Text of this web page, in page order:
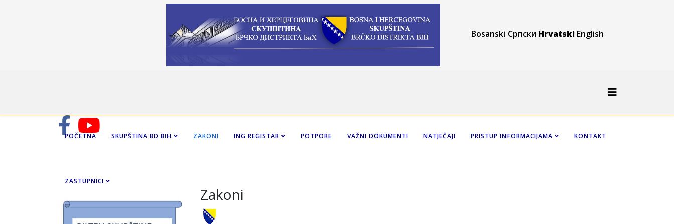
Bosanski Српски Hrvatski English
POČETNA SKUPŠTINA BD BIH ZAKONI ING REGISTAR POTPORE VAŽNI DOKUMENTI NATJEČAJI PRISTUP INFORMACIJAMA KONTAKT
ZASTUPNICI
Zakoni